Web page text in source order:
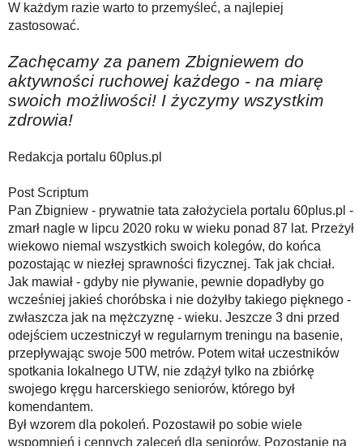
W każdym razie warto to przemyśleć, a najlepiej
zastosować.
Zachęcamy za panem Zbigniewem do
aktywności ruchowej każdego - na miarę
swoich możliwości! I życzymy wszystkim
zdrowia!
Redakcja portalu 60plus.pl
Post Scriptum
Pan Zbigniew - prywatnie tata założyciela portalu 60plus.pl -
zmarł nagle w lipcu 2020 roku w wieku ponad 87 lat. Przeżył
wiekowo niemal wszystkich swoich kolegów, do końca
pozostając w niezłej sprawności fizycznej. Tak jak chciał.
Jak mawiał - gdyby nie pływanie, pewnie dopadłyby go
wcześniej jakieś choróbska i nie dożyłby takiego pięknego -
zwłaszcza jak na mężczyznę - wieku. Jeszcze 3 dni przed
odejściem uczestniczył w regularnym treningu na basenie,
przepływając swoje 500 metrów. Potem witał uczestników
spotkania lokalnego UTW, nie zdążył tylko na zbiórkę
swojego kręgu harcerskiego seniorów, którego był
komendantem.
Był wzorem dla pokoleń. Pozostawił po sobie wiele
wspomnień i cennych zaleceń dla seniorów. Pozostanie na